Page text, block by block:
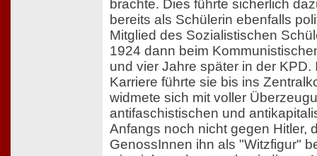
brachte. Dies führte sicherlich
bereits als Schülerin ebenfalls
Mitglied des Sozialistischen
1924 dann beim
und vier Jahre später in der KPD.
Karriere führte sie bis ins
widmete sich mit voller
antifaschistischen und
Anfangs noch nicht gegen Hitler,
GenossInnen ihn als "Witzfigur"